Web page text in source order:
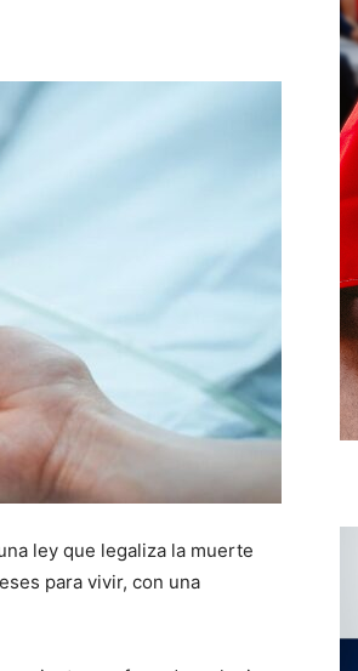
ley que legaliza la muerte
para vivir, con una